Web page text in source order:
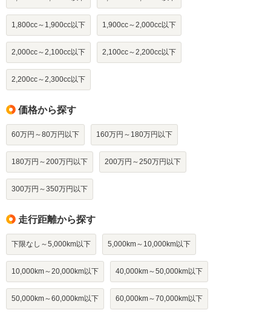
1,800cc～1,900cc以下 1,900cc～2,000cc以下
2,000cc～2,100cc以下 2,100cc～2,200cc以下
2,200cc～2,300cc以下
価格から探す
60万円～80万円以下 160万円～180万円以下
180万円～200万円以下 200万円～250万円以下
300万円～350万円以下
走行距離から探す
下限なし～5,000km以下 5,000km～10,000km以下
10,000km～20,000km以下 40,000km～50,000km以下
50,000km～60,000km以下 60,000km～70,000km以下